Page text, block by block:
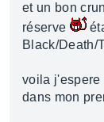
et un bon
réserve
Black/Death/
voila j'espere
dans mon